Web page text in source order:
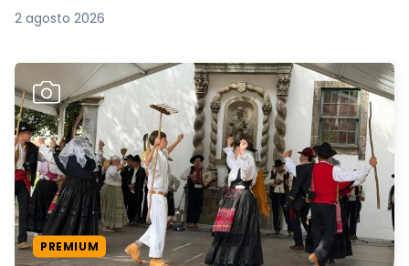
2 agosto 2026
PREMIUM